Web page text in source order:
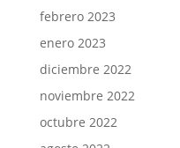
febrero 2023
enero 2023
diciembre 2022
noviembre 2022
octubre 2022